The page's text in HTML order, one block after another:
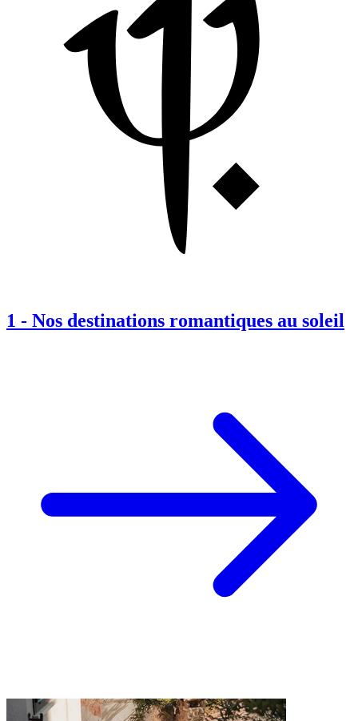
1 - Nos destinations romantiques au soleil